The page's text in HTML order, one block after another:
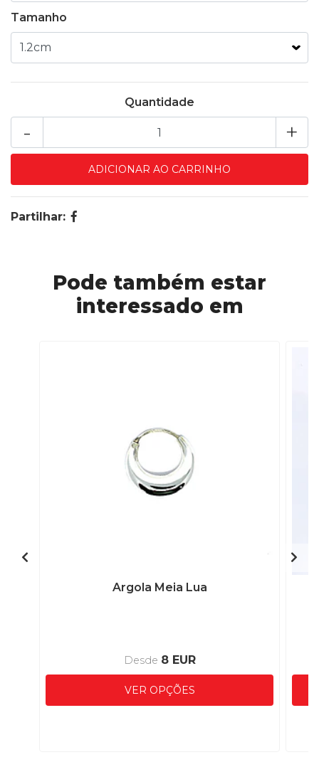
Tamanho
Quantidade
+
-
Partilhar:
Pode também estar
interessado em
Argola Meia Lua
Desde 8 EUR
VER OPÇÕES